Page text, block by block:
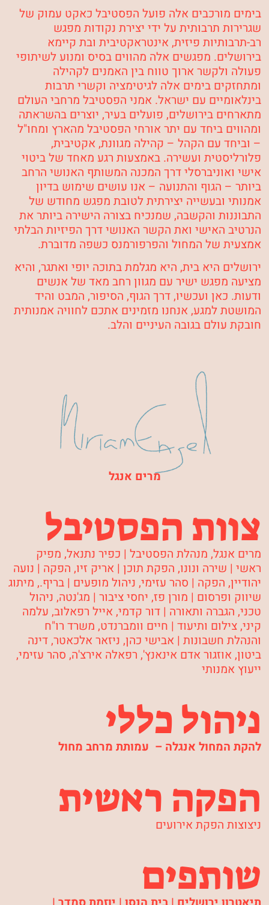
בימים מורכבים אלה פועל הפסטיבל כאקט עמוק של
שגרירות תרבותית על ידי יצירת נקודות מפגש
רב-תרבותיות פיזית, אינטראקטיבית ובת קיימא
בירושלים. מפגשים אלה מהווים בסיס ומנוע לשיתופי
פעולה ולקשר ארוך טווח בין האמנים לקהילה
ומתחזקים בימים אלה לגיטימציה וקשרי תרבות
בינלאומיים עם ישראל. אמני הפסטיבל מרחבי העולם
מתארחים בירושלים, פועלים בעיר, יוצרים בהשראתה
ומהווים ביחד עם יתר אורחי הפסטיבל מהארץ ומחו"ל
– וביחד עם הקהל – קהילה מגוונת, אקטיבית,
פלורליסטית ועשירה. באמצעות רגע מאחד של ביטוי
אישי ואוניברסלי דרך המכנה המשותף האנושי הרחב
ביותר – הגוף והתנועה – אנו עושים שימוש בדיון
אמנותי ובעשייה יצירתית לטובת מפגש מחודש של
התבוננות והקשבה, שמנכיח בצורה הישירה ביותר את
הנרטיב האישי ואת הקשר האנושי דרך הפיזיות הבלתי
אמצעית של המחול והפרפורמנס כשפה מדוברת.
ירושלים היא בית, היא מגלמת בתוכה יופי ואתגר, והיא
מציעה מפגש ישיר עם מגוון רחב מאד של אנשים
ודעות. כאן ועכשיו, דרך הגוף, הסיפור, המבט והיד
המושטת למגע, אנחנו מזמינים אתכם לחוויה אמנותית
חובקת עולם בגובה העיניים והלב.
מרים אנגל
צוות הפסטיבל
מרים אנגל, מנהלת הפסטיבל | כפיר נתנאל, מפיק
ראשי | שירה ונונו, הפקת תוכן | אריק זיו, הפקה | נועה
יהודיין, הפקה | סהר עזימי, ניהול מופעים |בריף., מיתוג
שיווק ופרסום | מורן פז, יחסי ציבור | מג'נטה, ניהול
טכני, הגברה ותאורה |דור קדמי, אייל רפאלוב, עלמה
קיני, צילום ותיעוד | חיים וומברנדט, משרד רו"ח
והנהלת חשבונות | אבישי כהן, ניזאר אלכאטר, דינה
ביטון, אוזגור אדם אינאנץ', רפאלה אירצ'ה, סהר עזימי,
ייעוץ אמנותי
ניהול כללי
להקת המחול אנגלה – עמותת מרחב מחול
הפקה ראשית
ניצוצות הפקת אירועים
שותפים